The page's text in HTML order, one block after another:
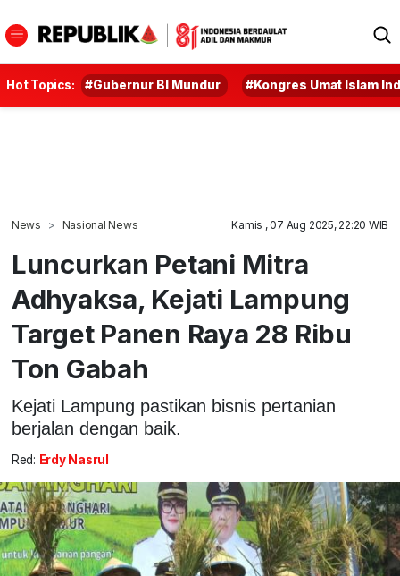
Hot Topics: #Gubernur BI Mundur #Kongres Umat Islam
News Nasional News Kamis , 07 Aug 2025, 22:20 WIB
Luncurkan Petani Mitra
Adhyaksa, Kejati Lampung
Target Panen Raya 28 Ribu
Ton Gabah
Kejati Lampung pastikan bisnis pertanian
berjalan dengan baik.
Red: Erdy Nasrul